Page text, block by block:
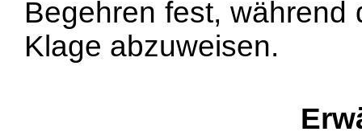
Begehren fest,
Klage abzuweisen.